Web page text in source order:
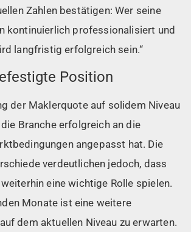
Zahlen bestätigen: Wer seine
kontinuierlich professionalisiert und
langfristig erfolgreich sein.“
Position
der Maklerquote auf solidem Niveau
Branche erfolgreich an die
angepasst hat. Die
verdeutlichen jedoch, dass
eine wichtige Rolle spielen.
Monate ist eine weitere
dem aktuellen Niveau zu erwarten.